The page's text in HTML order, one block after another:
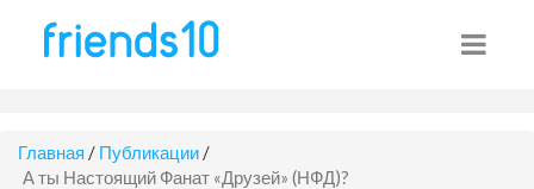
Главная / Публикации /
А ты Настоящий Фанат «Друзей» (НФД)?